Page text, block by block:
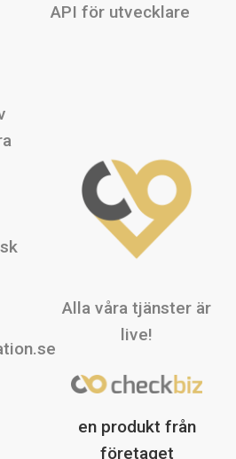
API för utvecklare
Alla våra tjänster är
live!
en produkt från
företaget